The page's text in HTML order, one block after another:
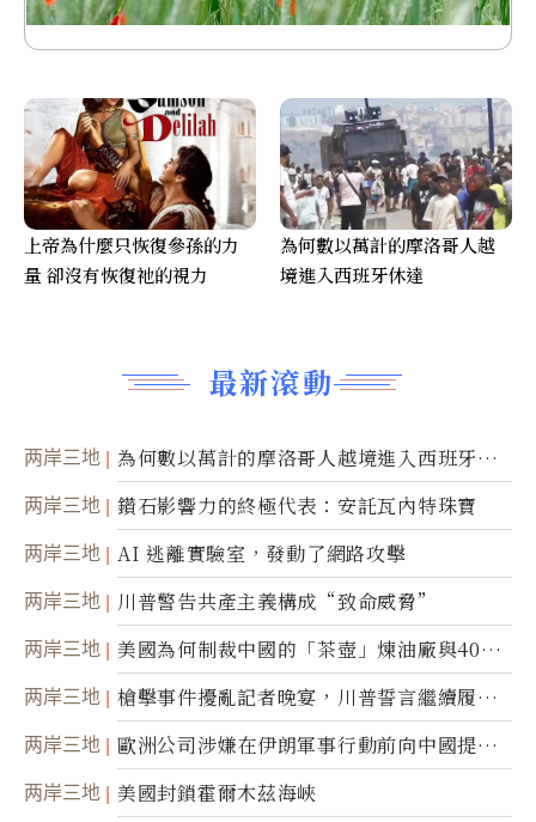
最新滾動
两岸三地
為何數以萬計的摩洛哥人越境進入西班牙休
達
两岸三地 鑽石影響力的終極代表：安託瓦內特珠寶
两岸三地 AI 逃離實驗室，發動了網路攻擊
两岸三地 川普警告共產主義構成“致命威脅”
两岸三地
美國為何制裁中國的「茶壺」煉油廠與40家
航運公司
两岸三地
槍擊事件擾亂記者晚宴，川普誓言繼續履行
職責
两岸三地
歐洲公司涉嫌在伊朗軍事行動前向中國提供
美軍基地的衛星影像
两岸三地 美國封鎖霍爾木茲海峽
上帝為什麼只恢復參孫的力
量 卻沒有恢復祂的視力
為何數以萬計的摩洛哥人越
境進入西班牙休達